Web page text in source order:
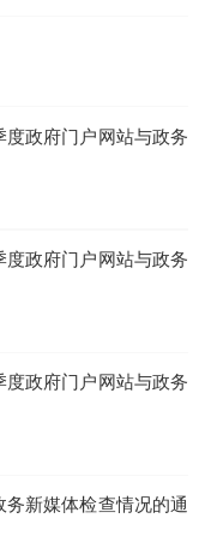
政府门户网站与政务
政府门户网站与政务
政府门户网站与政务
新媒体检查情况的通